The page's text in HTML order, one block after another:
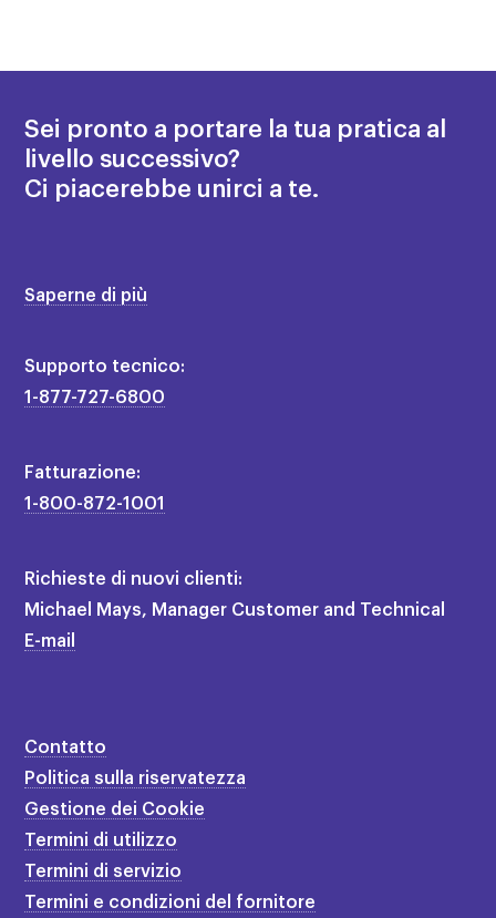
Sei pronto a portare la tua pratica al
livello successivo?
Ci piacerebbe unirci a te.
Saperne di più
Supporto tecnico:
1-877-727-6800
Fatturazione:
1-800-872-1001
Richieste di nuovi clienti:
Michael Mays, Manager Customer and Technical
E-mail
Contatto
Politica sulla riservatezza
Gestione dei Cookie
Termini di utilizzo
Termini di servizio
Termini e condizioni del fornitore